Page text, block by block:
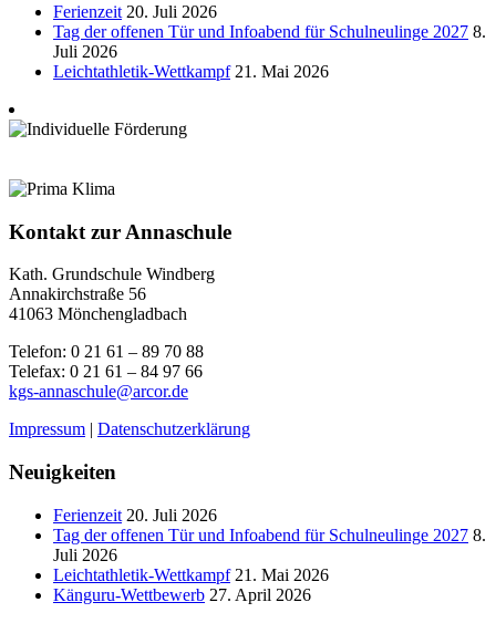
Ferienzeit 20. Juli 2026
Tag der offenen Tür und Infoabend für Schulneulinge 2027 8.
Juli 2026
Leichtathletik-Wettkampf 21. Mai 2026
Kontakt zur Annaschule
Kath. Grundschule Windberg
Annakirchstraße 56
41063 Mönchengladbach
Telefon: 0 21 61 – 89 70 88
Telefax: 0 21 61 – 84 97 66
kgs-annaschule@arcor.de
Impressum | Datenschutzerklärung
Neuigkeiten
Ferienzeit 20. Juli 2026
Tag der offenen Tür und Infoabend für Schulneulinge 2027 8.
Juli 2026
Leichtathletik-Wettkampf 21. Mai 2026
Känguru-Wettbewerb 27. April 2026